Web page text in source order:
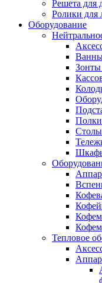
Решета для
Ролики для
Оборудование
Столы
Тепловое